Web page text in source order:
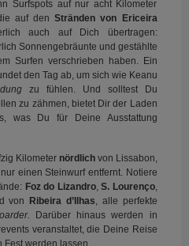
Surfspots auf nur acht Kilometer
auf denStränden von Ericeira
auch auf Dich übertragen:
Sonnengebräunte und gestählte
Surfen verschrieben haben. Ein
den Tag ab, um sich wie Keanu
zu fühlen. Und solltest Du
zu zähmen, bietet Dir der Laden
was Du für Deine Ausstattung
Kilometernördlichvon Lissabon,
einen Steinwurf entfernt. Notiere
Foz do Lizandro, S. Lourenço,
von Ribeira d’Ilhas, alle perfekte
Darüber hinaus werden in
veranstaltet, die Deine Reise
Fest werden lassen.